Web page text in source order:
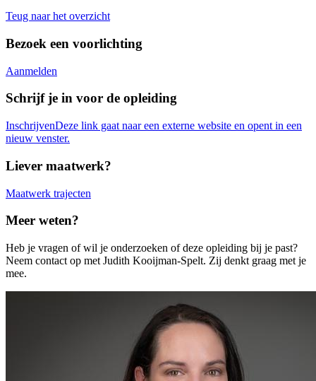
Teug naar het overzicht
Bezoek een voorlichting
Aanmelden
Schrijf je in voor de opleiding
InschrijvenDeze link gaat naar een externe website en opent in een
nieuw venster.
Liever maatwerk?
Maatwerk trajecten
Meer weten?
Heb je vragen of wil je onderzoeken of deze opleiding bij je past?
Neem contact op met Judith Kooijman-Spelt. Zij denkt graag met je
mee.